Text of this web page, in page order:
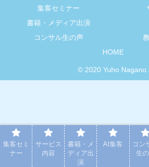
集客セミナー
書籍・メディア出演
コンサル生の声
HOME
© 2020 Yuho Nagano.
集客セミ
ナー
サービス
内容
書籍・メ
ディア出
演
AI集客
コン
生